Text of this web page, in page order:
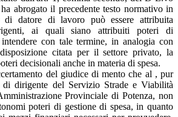
abrogato il precedente testo normativo in
datore di lavoro può essere attribuita
ai quali siano attribuiti poteri di
con tale termine, in analogia con
citata per il settore privato, la
decisionali anche in materia di spesa.
del giudice di mento che al , pur
dirigente del Servizio Strade e Viabilità
Provinciale di Potenza, non
poteri di gestione di spesa, in quanto